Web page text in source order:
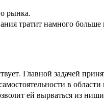
рынка.
тратит намного
Главной задачей
в
ей вырваться из